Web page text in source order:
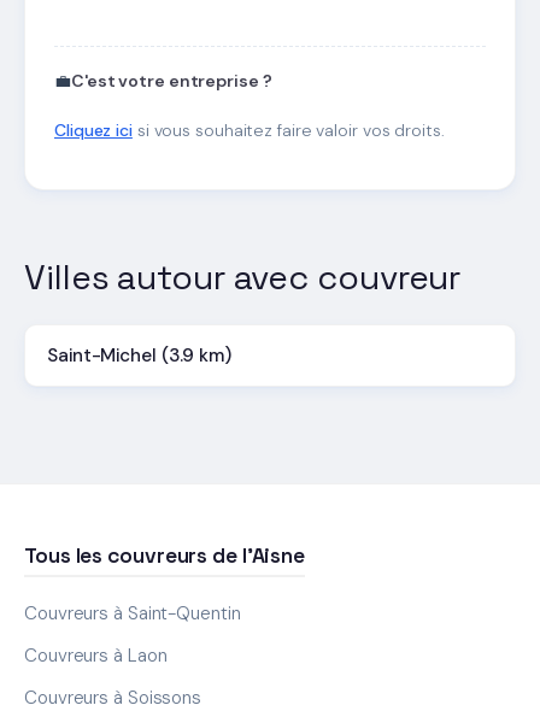
💼C'est votre entreprise ?
Cliquez icisi vous souhaitez faire valoir vos droits.
Villes autour avec couvreur
Saint-Michel (3.9 km)
Tous les couvreurs de l'Aisne
Couvreurs à Saint-Quentin
Couvreurs à Laon
Couvreurs à Soissons